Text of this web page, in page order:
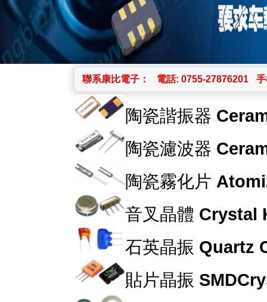
聯系康比電子： 電話: 0755-27876201
陶瓷諧振器
陶瓷濾波器
陶瓷霧化片
音叉晶體 Crystal
石英晶振 Quartz
貼片晶振